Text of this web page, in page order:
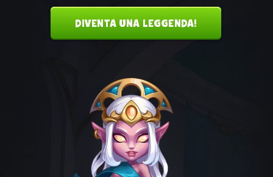
DIVENTA UNA LEGGENDA!